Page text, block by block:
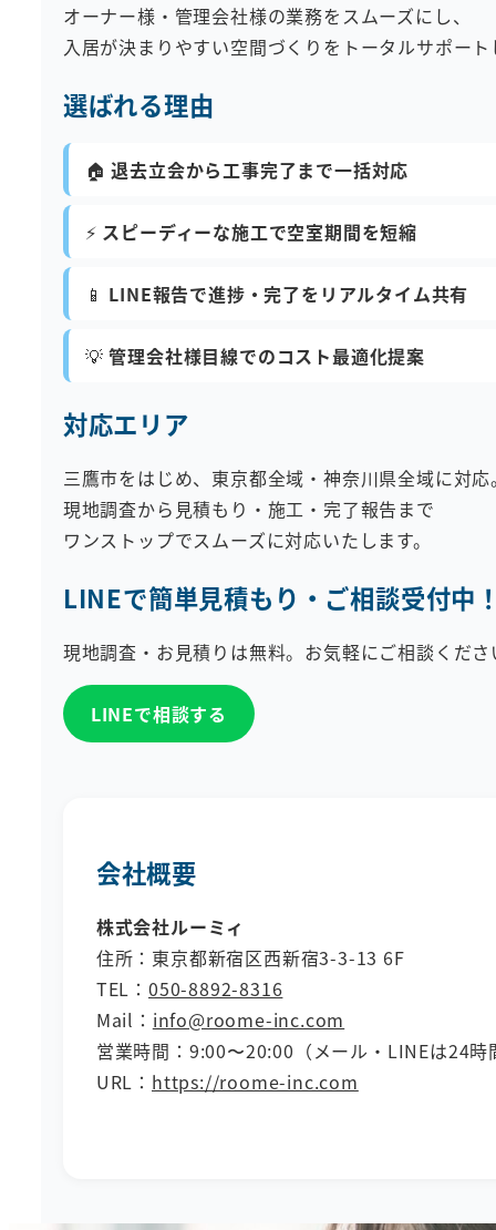
オーナー様・管理会社様の業務をスムーズにし、
入居が決まりやすい空間づくりをトータルサポート
選ばれる理由
🏠退去立会から工事完了まで一括対応
⚡ スピーディーな施工で空室期間を短縮
📱 LINE報告で進捗・完了をリアルタイム共有
💡管理会社様目線でのコスト最適化提案
対応エリア
三鷹市をはじめ、東京都全域・神奈川県全域に対応。
現地調査から見積もり・施工・完了報告まで
ワンストップでスムーズに対応いたします。
LINEで簡単見積もり・ご相談受付中！
現地調査・お見積りは無料。お気軽にご相談くださ
LINEで相談する
会社概要
株式会社ルーミィ
住所：東京都新宿区西新宿3-3-13 6F
TEL： 050-8892-8316
Mail： info@roome-inc.com
営業時間：9:00〜20:00（メール・LINEは24時
URL： https://roome-inc.com